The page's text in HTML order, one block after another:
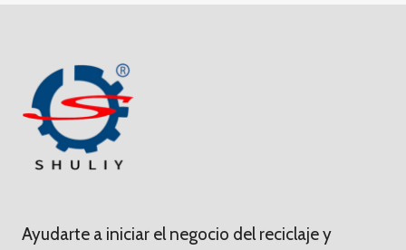
Ayudarte a iniciar el negocio del reciclaje y